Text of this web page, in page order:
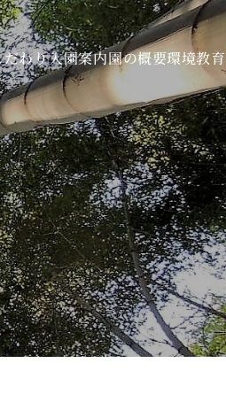
だわり入園案内園の概要環境教育